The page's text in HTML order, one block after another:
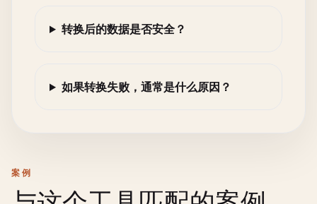
转换后的数据是否安全？
如果转换失败，通常是什么原因？
案例